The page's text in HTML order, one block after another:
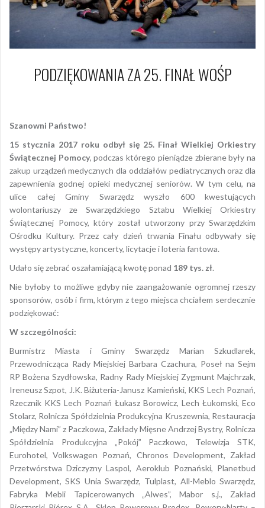
PODZIĘKOWANIA ZA 25. FINAŁ WOŚP
Szanowni Państwo!
15 stycznia 2017 roku odbył się 25. Finał Wielkiej Orkiestry
Świątecznej Pomocy, podczas którego pieniądze zbierane były na
zakup urządzeń medycznych dla oddziałów pediatrycznych oraz dla
zapewnienia godnej opieki medycznej seniorów. W tym celu, na
ulice całej Gminy Swarzędz wyszło 600 kwestujących
wolontariuszy ze Swarzędzkiego Sztabu Wielkiej Orkiestry
Świątecznej Pomocy, który został utworzony przy Swarzędzkim
Ośrodku Kultury. Przez cały dzień trwania Finału odbywały się
występy artystyczne, koncerty, licytacje i loteria fantowa.
Udało się zebrać oszałamiającą kwotę ponad 189 tys. zł.
Nie byłoby to możliwe gdyby nie zaangażowanie ogromnej rzeszy
sponsorów, osób i firm, którym z tego miejsca chciałem serdecznie
podziękować:
W szczególności:
Burmistrz Miasta i Gminy Swarzędz Marian Szkudlarek,
Przewodnicząca Rady Miejskiej Barbara Czachura, Poseł na Sejm
RP Bożena Szydłowska, Radny Rady Miejskiej Zygmunt Majchrzak,
Ireneusz Szpot, J.K. Biżuteria-Janusz Kamieński, KKS Lech Poznań,
Rzecznik KKS Lech Poznań Łukasz Borowicz, Lech Łukomski, Eco
Stolarz, Rolnicza Spółdzielnia Produkcyjna Kruszewnia, Restauracja
„Między Nami” z Paczkowa, Zakłady Mięsne Andrzej Bystry, Rolnicza
Spółdzielnia Produkcyjna „Pokój” Paczkowo, Telewizja STK,
Eurohotel, Volkswagen Poznań, Chronos Development, Zakład
Przetwórstwa Dziczyzny Laspol, Aeroklub Poznański, Planetbud
Development, SKS Unia Swarzędz, Tulplast, All-Meblo Swarzędz,
Fabryka Mebli Tapicerowanych „Alwes”, Mabor s.j., Zakład